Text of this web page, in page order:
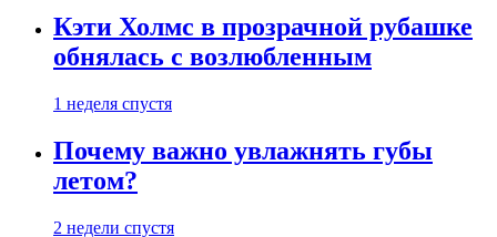
Кэти Холмс в прозрачной рубашке
обнялась с возлюбленным
1 неделя спустя
Почему важно увлажнять губы
летом?
2 недели спустя